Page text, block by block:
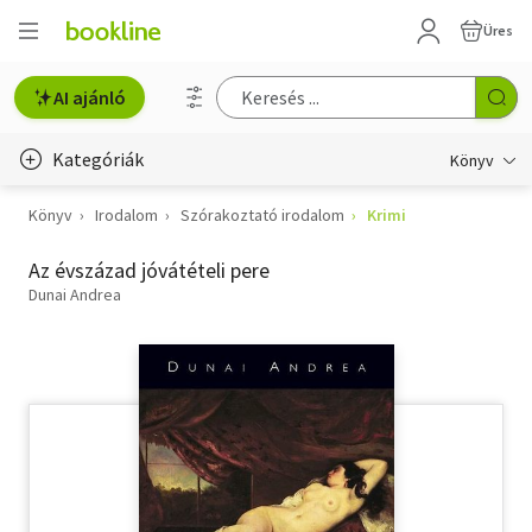
Üres
AI ajánló
Kategóriák Könyv
Életmód, egészség
Erotika
Könyv Irodalom Szórakoztató irodalom Krimi
Az évszázad jóvátételi pere
Dunai Andrea